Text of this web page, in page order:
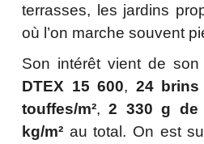
terrasses, les jardins
où l’on marche souvent
Son intérêt vient de son
DTEX 15 600, 24
touffes/m²,2 330 g de
kg/m² au total. On est